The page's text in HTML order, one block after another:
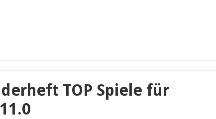
TOP Spiele für